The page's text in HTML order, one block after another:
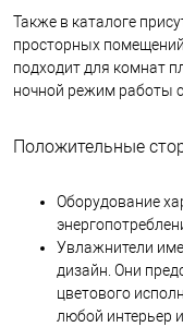
Также в каталоге
просторных
подходит для комнат
ночной режим работы
Положительные
Оборудование
Увлажнители
дизайн. Они
цветового
любой интерьер